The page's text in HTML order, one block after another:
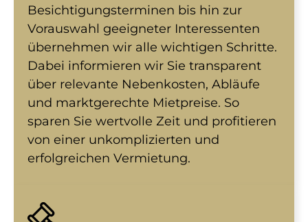
Besichtigungsterminen bis hin zur
Vorauswahl geeigneter Interessenten
übernehmen wir alle wichtigen Schritte.
Dabei informieren wir Sie transparent
über relevante Nebenkosten, Abläufe
und marktgerechte Mietpreise. So
sparen Sie wertvolle Zeit und profitieren
von einer unkomplizierten und
erfolgreichen Vermietung.